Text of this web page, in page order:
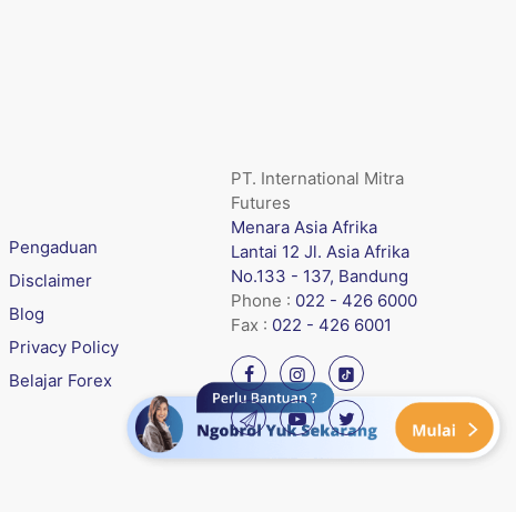
Pengaduan
Disclaimer
Blog
Privacy Policy
Belajar Forex
PT. International Mitra
Futures
Menara Asia Afrika
Lantai 12 Jl. Asia Afrika
No.133 - 137, Bandung
Phone : 022 - 426 6000
Fax : 022 - 426 6001